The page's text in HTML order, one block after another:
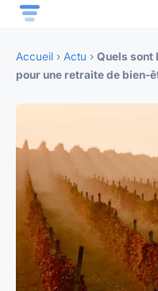
Accueil › Actu › Quels sont
pour une retraite de bien-